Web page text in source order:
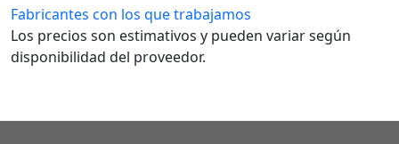
Fabricantes con los que trabajamos
Los precios son estimativos y pueden variar según
disponibilidad del proveedor.